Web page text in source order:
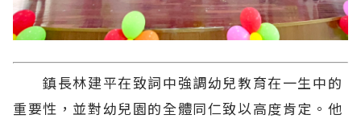
鎮長林建平在致詞中強調幼兒教育在一生中的
重要性，並對幼兒園的全體同仁致以高度肯定。他